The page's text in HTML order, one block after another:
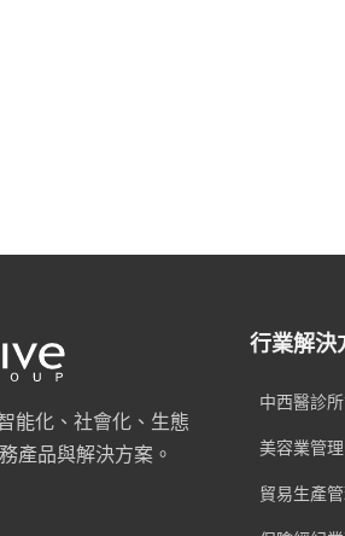
能化、社會化、生態
產品與解決方案。
行業解決
中西醫診
美容業管
貿易生產